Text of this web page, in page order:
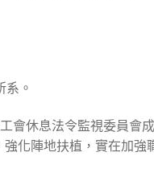
系。
會休息法令監視委員會
化陣地扶植，實在加強